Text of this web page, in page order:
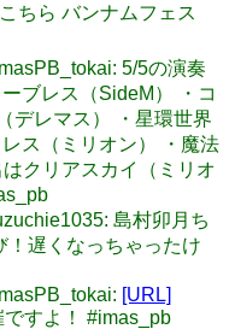
ちら バンナムフェス
5/5の演奏
ブレス（SideM） ・コ
デレマス） ・星環世界
ス（ミリオン） ・魔法
クリアスカイ（ミリオ
島村卯月ち
！遅くなっちゃったけ
[URL]
すよ！ #imas_pb